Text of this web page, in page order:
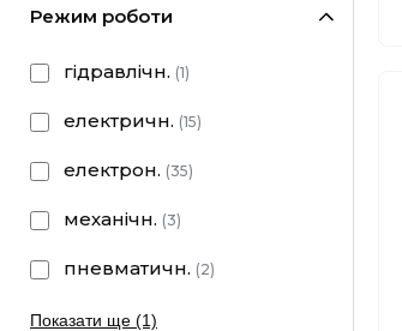
Режим роботи
гідравлічн. (1)
електричн. (15)
електрон. (35)
механічн. (3)
пневматичн. (2)
Показати ще (1)